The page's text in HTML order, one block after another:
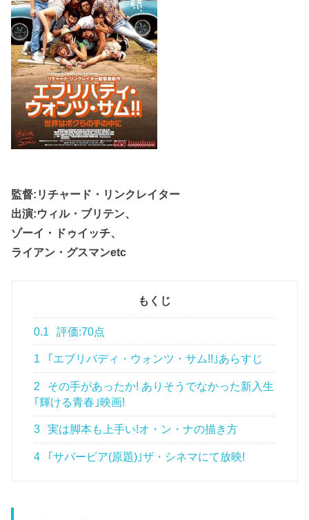
監督:リチャード・リンクレイター
出演:ウィル・ブリテン、
ゾーイ・ドゥイッチ、
ライアン・グスマンetc
もくじ
0.1 評価:70点
1 ｢エブリバディ・ウォンツ・サム!!｣あらすじ
2
その手があったか! ありそうでなかった新入生
｢輝ける青春｣映画!
3 実は脚本も上手い!オ・ン・ナの描き方
4 ｢サバービア(原題)｣ザ・シネマにて放映!